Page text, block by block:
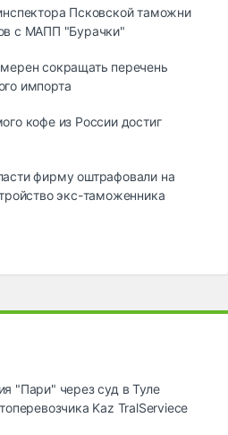
Псковской таможни
с МАПП "Бурачки"
сокращать перечень
импорта
кофе из России достиг
фирму оштрафовали на
экс-таможенника
"Пари" через суд в Туле
Kaz TralServiece